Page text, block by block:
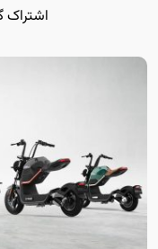
اشتراک